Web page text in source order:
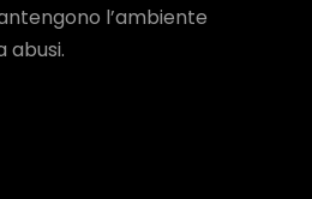
l’ambiente
abusi.